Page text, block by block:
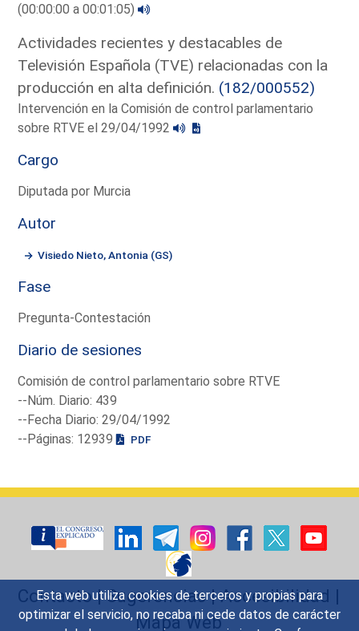
Esta web utiliza cookies de terceros y propias para
optimizar el servicio, no recaba ni cede datos de carácter
(00:00:00 a 00:01:05)
Actividades recientes y destacables de
Televisión Española (TVE) relacionadas con la
producción en alta definición. (182/000552)
Intervención en la Comisión de control parlamentario
sobre RTVE el 29/04/1992
Cargo
Diputada por Murcia
Autor
Visiedo Nieto, Antonia (GS)
Fase
Pregunta-Contestación
Diario de sesiones
Comisión de control parlamentario sobre RTVE
--Núm. Diario: 439
--Fecha Diario: 29/04/1992
--Páginas: 12939
PDF
Contacto|Sugerencias|Accesibilidad |
Mapa Web